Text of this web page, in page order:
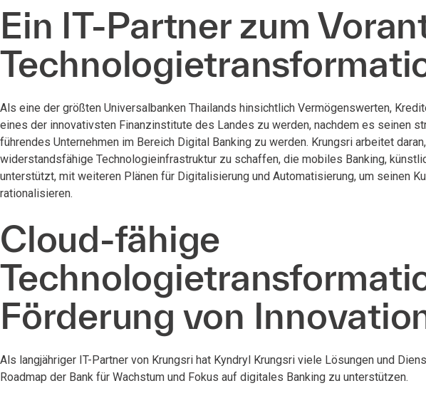
Ein IT-Partner zum
Als eine der größten Universalbanken Thailands hinsichtlich Vermögenswerten,
eines der innovativsten Finanzinstitute des Landes zu werden, nachdem es seinen
führendes Unternehmen im Bereich Digital Banking zu werden. Krungsri arbeitet
widerstandsfähige Technologieinfrastruktur zu schaffen, die mobiles Banking,
unterstützt, mit weiteren Plänen für Digitalisierung und Automatisierung, um seinen
rationalisieren.
Cloud-fähige
Förderung von
Als langjähriger IT-Partner von Krungsri hat Kyndryl Krungsri viele Lösungen und
Roadmap der Bank für Wachstum und Fokus auf digitales Banking zu unterstützen.